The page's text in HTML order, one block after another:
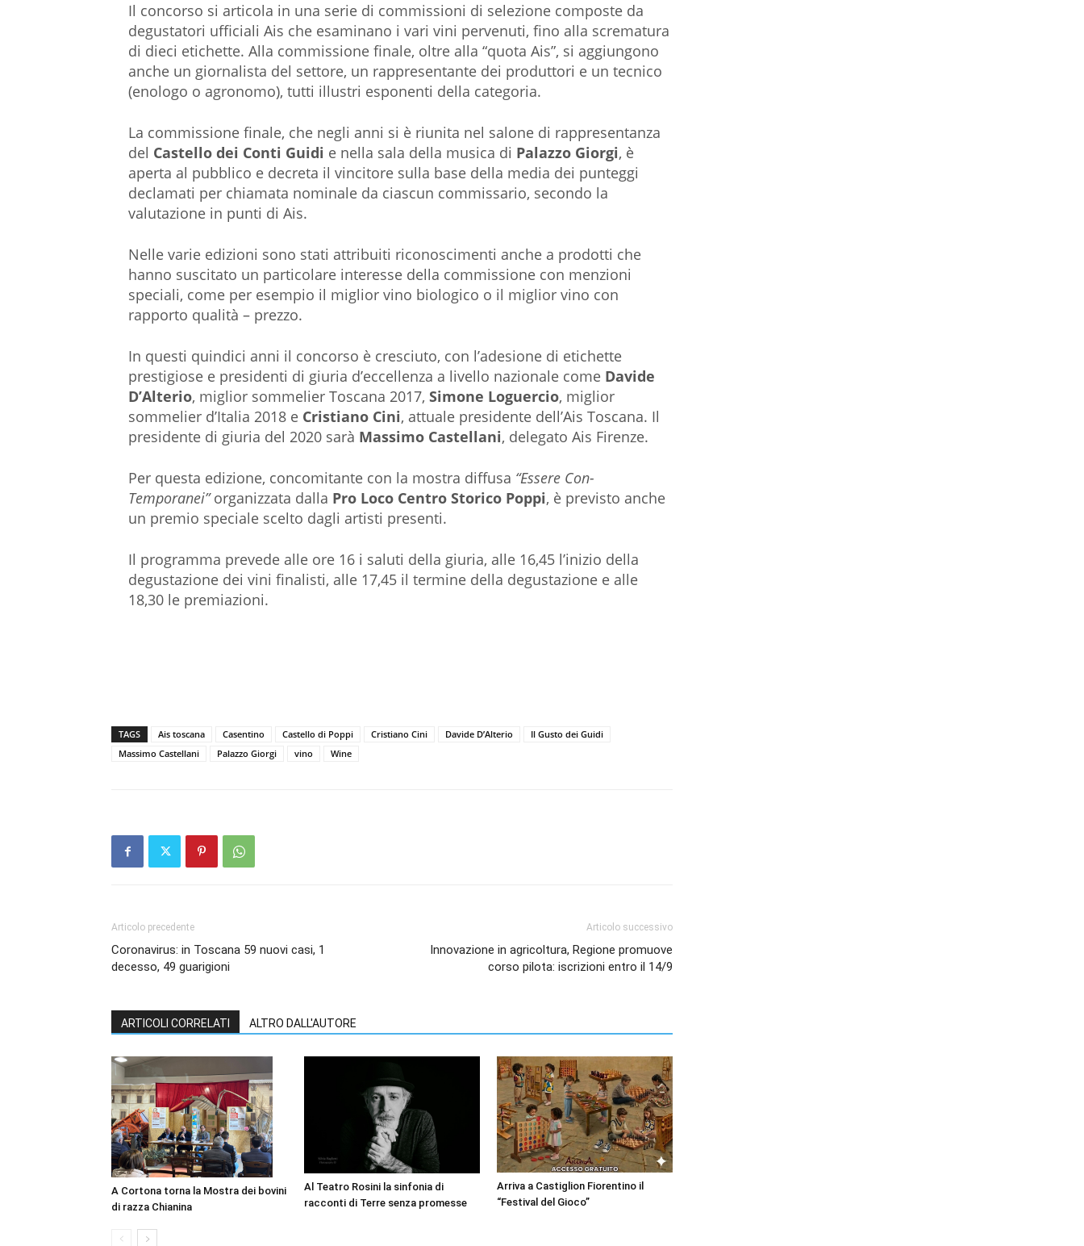
Il concorso si articola in una serie di commissioni di selezione composte da
degustatori ufficiali Ais che esaminano i vari vini pervenuti, fino alla scrematura
di dieci etichette. Alla commissione finale, oltre alla “quota Ais”, si aggiungono
anche un giornalista del settore, un rappresentante dei produttori e un tecnico
(enologo o agronomo), tutti illustri esponenti della categoria.
La commissione finale, che negli anni si è riunita nel salone di rappresentanza
del Castello dei Conti Guidi e nella sala della musica di Palazzo Giorgi, è
aperta al pubblico e decreta il vincitore sulla base della media dei punteggi
declamati per chiamata nominale da ciascun commissario, secondo la
valutazione in punti di Ais.
Nelle varie edizioni sono stati attribuiti riconoscimenti anche a prodotti che
hanno suscitato un particolare interesse della commissione con menzioni
speciali, come per esempio il miglior vino biologico o il miglior vino con
rapporto qualità – prezzo.
In questi quindici anni il concorso è cresciuto, con l’adesione di etichette
prestigiose e presidenti di giuria d’eccellenza a livello nazionale come Davide
D’Alterio, miglior sommelier Toscana 2017, Simone Loguercio, miglior
sommelier d’Italia 2018 e Cristiano Cini, attuale presidente dell’Ais Toscana. Il
presidente di giuria del 2020 sarà Massimo Castellani, delegato Ais Firenze.
Per questa edizione, concomitante con la mostra diffusa “Essere Con-
Temporanei”organizzata dalla Pro Loco Centro Storico Poppi, è previsto anche
un premio speciale scelto dagli artisti presenti.
Il programma prevede alle ore 16 i saluti della giuria, alle 16,45 l’inizio della
degustazione dei vini finalisti, alle 17,45 il termine della degustazione e alle
18,30 le premiazioni.
TAGS Ais toscana Casentino Castello di Poppi Cristiano Cini Davide D’Alterio
Il Gusto dei Guidi
Massimo Castellani
Palazzo Giorgi vino Wine
Articolo precedente
Coronavirus: in Toscana 59 nuovi casi, 1
decesso, 49 guarigioni
Articolo successivo
Innovazione in agricoltura, Regione promuove
corso pilota: iscrizioni entro il 14/9
ARTICOLI CORRELATI ALTRO DALL'AUTORE
A Cortona torna la Mostra dei bovini
di razza Chianina
Al Teatro Rosini la sinfonia di
racconti di Terre senza promesse
Arriva a Castiglion Fiorentino il
“Festival del Gioco”